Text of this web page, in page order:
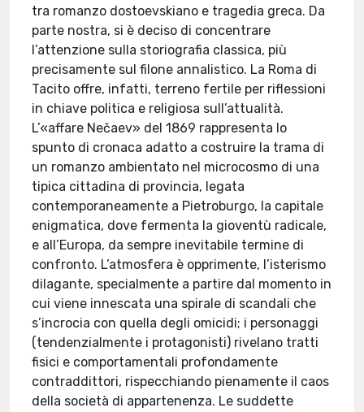
tra romanzo dostoevskiano e tragedia greca. Da
parte nostra, si è deciso di concentrare
l’attenzione sulla storiografia classica, più
precisamente sul filone annalistico. La Roma di
Tacito offre, infatti, terreno fertile per riflessioni
in chiave politica e religiosa sull’attualità.
L’«affare Nečaev» del 1869 rappresenta lo
spunto di cronaca adatto a costruire la trama di
un romanzo ambientato nel microcosmo di una
tipica cittadina di provincia, legata
contemporaneamente a Pietroburgo, la capitale
enigmatica, dove fermenta la gioventù radicale,
e all’Europa, da sempre inevitabile termine di
confronto. L’atmosfera è opprimente, l’isterismo
dilagante, specialmente a partire dal momento in
cui viene innescata una spirale di scandali che
s’incrocia con quella degli omicidi; i personaggi
(tendenzialmente i protagonisti) rivelano tratti
fisici e comportamentali profondamente
contraddittori, rispecchiando pienamente il caos
della società di appartenenza. Le suddette